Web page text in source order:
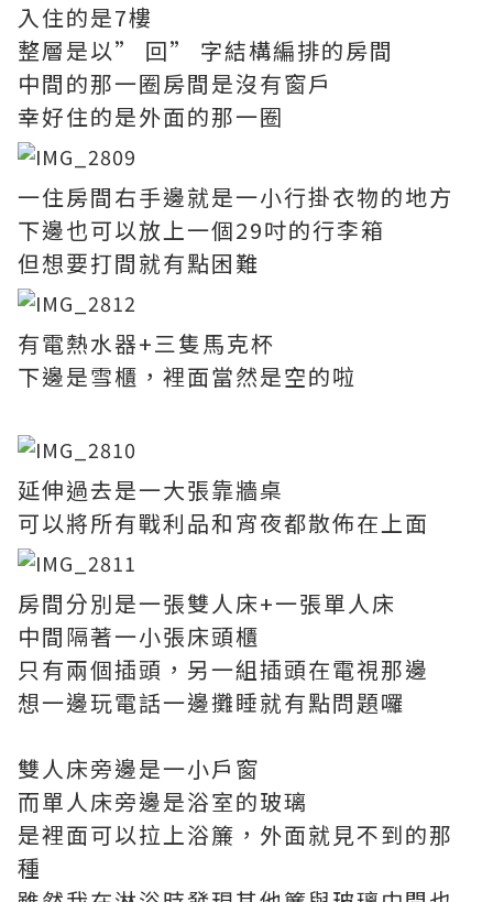
入住的是7樓
整層是以” 回” 字結構編排的房間
中間的那一圈房間是沒有窗戶
幸好住的是外面的那一圈
一住房間右手邊就是一小行掛衣物的地方
下邊也可以放上一個29吋的行李箱
但想要打間就有點困難
有電熱水器+三隻馬克杯
下邊是雪櫃，裡面當然是空的啦
延伸過去是一大張靠牆桌
可以將所有戰利品和宵夜都散佈在上面
房間分別是一張雙人床+一張單人床
中間隔著一小張床頭櫃
只有兩個插頭，另一組插頭在電視那邊
想一邊玩電話一邊攤睡就有點問題囉
雙人床旁邊是一小戶窗
而單人床旁邊是浴室的玻璃
是裡面可以拉上浴簾，外面就見不到的那
種